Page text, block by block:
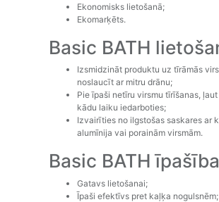
Ekonomisks lietošanā;
Ekomarķēts.
Basic BATH
Izsmidzināt produktu uz tīrāmās
noslaucīt ar mitru drānu;
Pie īpaši netīru virsmu tīrīšanas,
kādu laiku iedarboties;
Izvairīties no ilgstošas saskares ar
alumīnija vai porainām virsmām.
Basic BATH
Gatavs lietošanai;
Īpaši efektīvs pret kaļķa nogulsnēm;